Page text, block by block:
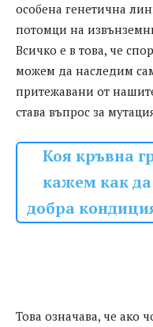
особена генетична
потомци на
Всичко е в това, че
можем да наследим
притежавани от
става въпрос за
Коя кръвна
кажем как
добра
Това означава, че ако